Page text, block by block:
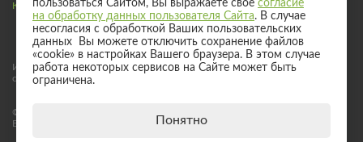
Курс валют для безналичного обмена
Информация о процентных ставках по договорам банковского вклада
с физическими лицами
© 2017 - 2026 АО «Банк Русский Стандарт». Универсальная лицензия
Банка России № 2289 выдана бессрочно 04 сентября 2024 года.
пользоваться Сайтом, Вы выражаете своё согласие
на обработку данных пользователя Сайта. В случае
несогласия с обработкой Ваших пользовательских
данных Вы можете отключить сохранение файлов
«cookie» в настройках Вашего браузера. В этом случае
работа некоторых сервисов на Сайте может быть
ограничена.
Понятно